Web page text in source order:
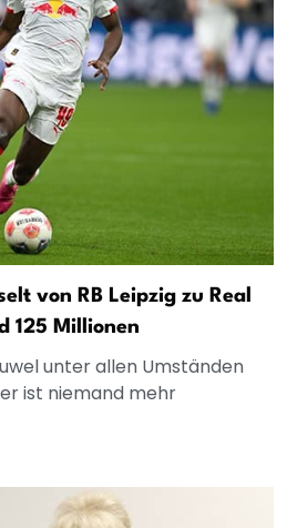
von RB Leipzig zu Real
125 Millionen
unter allen Umständen
ist niemand mehr